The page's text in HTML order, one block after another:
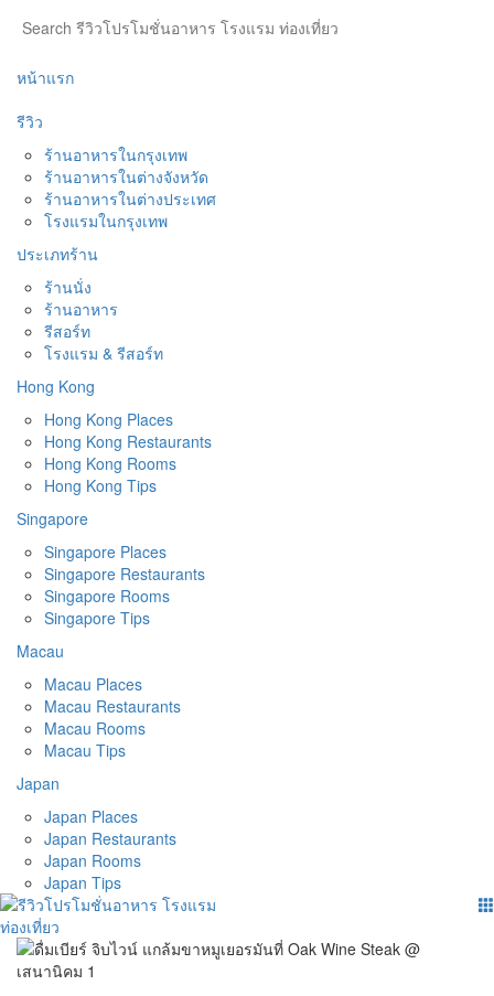
หน้าแรก
รีวิว
ร้านอาหารในกรุงเทพ
ร้านอาหารในต่างจังหวัด
ร้านอาหารในต่างประเทศ
โรงแรมในกรุงเทพ
ประเภทร้าน
ร้านนั่ง
ร้านอาหาร
รีสอร์ท
โรงแรม & รีสอร์ท
Hong Kong
Hong Kong Places
Hong Kong Restaurants
Hong Kong Rooms
Hong Kong Tips
Singapore
Singapore Places
Singapore Restaurants
Singapore Rooms
Singapore Tips
Macau
Macau Places
Macau Restaurants
Macau Rooms
Macau Tips
Japan
Japan Places
Japan Restaurants
Japan Rooms
Japan Tips